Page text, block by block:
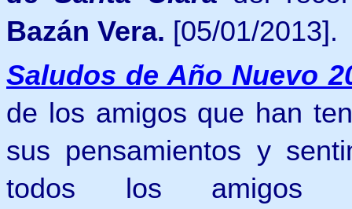
Bazán Vera. [05/01/2013].
Saludos de Año Nuevo
de los amigos que han
sus pensamientos y
todos los amigos